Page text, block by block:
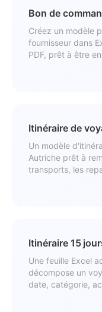
Bon de
professionnel
Créez un modèle
fournisseur dans
PDF, prêt à être
Itinéraire de
Un modèle
Autriche prêt à
transports, les
Itinéraire 15
Une feuille Excel
décompose un
date, catégorie,